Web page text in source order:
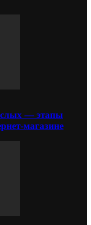
— этапы
магазине